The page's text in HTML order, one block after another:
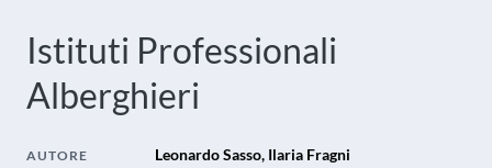
Istituti Professionali
Alberghieri
AUTORE Leonardo Sasso, Ilaria Fragni